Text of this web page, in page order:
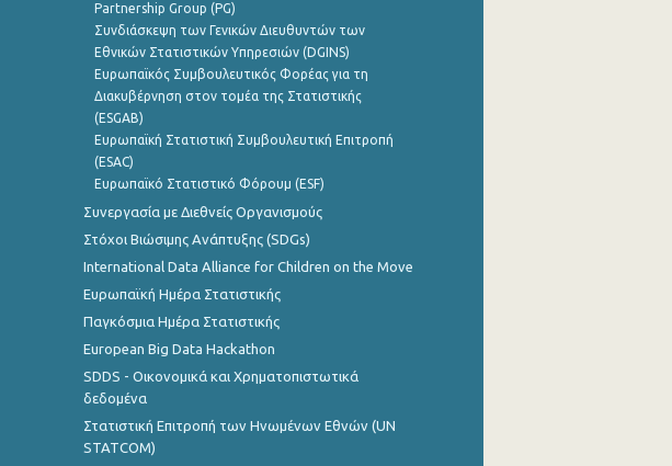
Partnership Group (PG)
Συνδιάσκεψη των Γενικών Διευθυντών των
Εθνικών Στατιστικών Υπηρεσιών (DGINS)
Ευρωπαϊκός Συμβουλευτικός Φορέας για τη
Διακυβέρνηση στον τομέα της Στατιστικής
(ESGAB)
Ευρωπαϊκή Στατιστική Συμβουλευτική Επιτροπή
(ESAC)
Ευρωπαϊκό Στατιστικό Φόρουμ (ESF)
Συνεργασία με Διεθνείς Οργανισμούς
Στόχοι Βιώσιμης Ανάπτυξης (SDGs)
International Data Alliance for Children on the Move
Ευρωπαϊκή Ημέρα Στατιστικής
Παγκόσμια Ημέρα Στατιστικής
European Big Data Hackathon
SDDS - Οικονομικά και Χρηματοπιστωτικά
δεδομένα
Στατιστική Επιτροπή των Ηνωμένων Εθνών (UN
STATCOM)